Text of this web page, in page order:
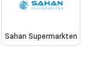
Sahan Supermarkten